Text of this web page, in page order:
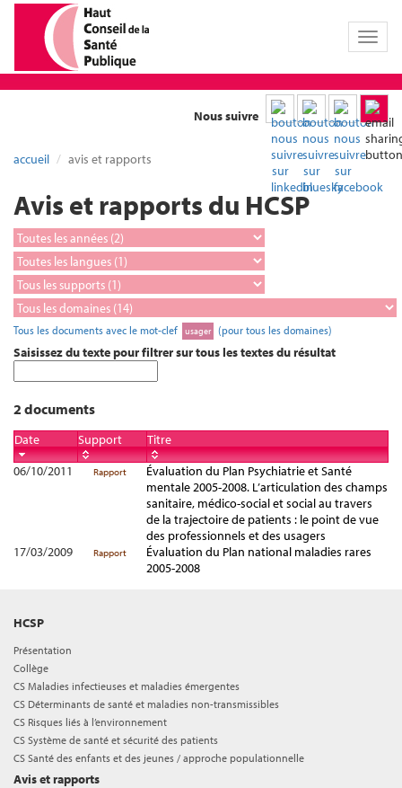
Toggle
Nous suivre
accueil avis et rapports
Avis et rapports du HCSP
Tous les documents avec le mot-clef usager (pour tous les domaines)
Saisissez du texte pour filtrer sur tous les textes du résultat
2 documents
Date Support
Titre
06/10/2011
Rapport
Évaluation du Plan Psychiatrie et Santé
mentale 2005-2008. L’articulation des champs
sanitaire, médico-social et social au travers
de la trajectoire de patients : le point de vue
des professionnels et des usagers
17/03/2009
Rapport
Évaluation du Plan national maladies rares
2005-2008
HCSP
Présentation
Collège
CS Maladies infectieuses et maladies émergentes
CS Déterminants de santé et maladies non-transmissibles
CS Risques liés à l’environnement
CS Système de santé et sécurité des patients
CS Santé des enfants et des jeunes / approche populationnelle
Avis et rapports